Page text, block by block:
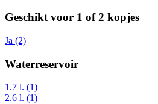
Geschikt voor 1 of 2 kopjes
Ja (2)
Waterreservoir
1.7 l. (1)
2.6 l. (1)